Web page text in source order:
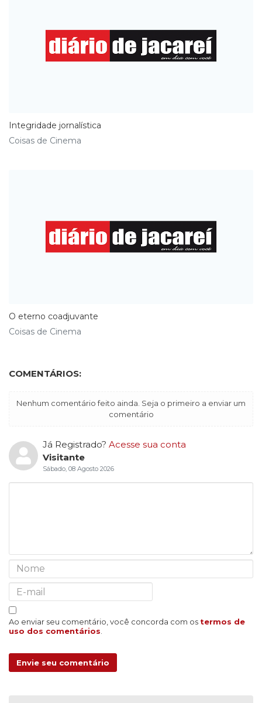
Integridade jornalística
Coisas de Cinema
O eterno coadjuvante
Coisas de Cinema
COMENTÁRIOS:
Nenhum comentário feito ainda. Seja o primeiro a enviar um
comentário
Já Registrado? Acesse sua conta
Visitante
Sábado, 08 Agosto 2026
Ao enviar seu comentário, você concorda com os termos de
uso dos comentários
Envie seu comentário